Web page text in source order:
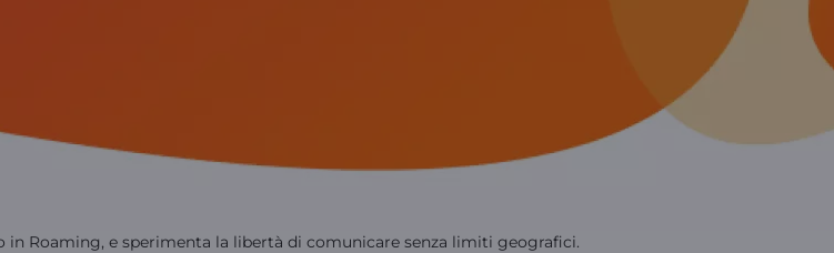
Roaming, e sperimenta la libertà di comunicare senza limiti geografici.